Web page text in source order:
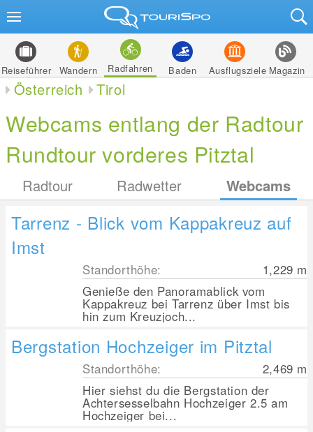
Reiseführer Wandern Radfahren Baden Ausflugsziele Magazin
Österreich Tirol
Webcams entlang der Radtour
Rundtour vorderes Pitztal
Radtour Radwetter Webcams
Tarrenz - Blick vom Kappakreuz auf
Imst
Standorthöhe: 1,229 m
Genieße den Panoramablick vom
Kappakreuz bei Tarrenz über Imst bis
hin zum Kreuzjoch...
Bergstation Hochzeiger im Pitztal
Standorthöhe: 2,469 m
Hier siehst du die Bergstation der
Achtersesselbahn Hochzeiger 2.5 am
Hochzeiger bei...